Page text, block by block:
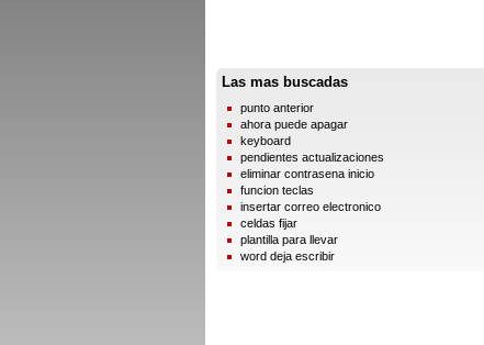
Las mas buscadas
punto anterior
ahora puede apagar
keyboard
pendientes actualizaciones
eliminar contrasena inicio
funcion teclas
insertar correo electronico
celdas fijar
plantilla para llevar
word deja escribir